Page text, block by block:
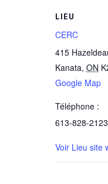
LIEU
CERC
415
Kanata, ON
Google Map
Téléphone :
613-828-2123
Voir Lieu site